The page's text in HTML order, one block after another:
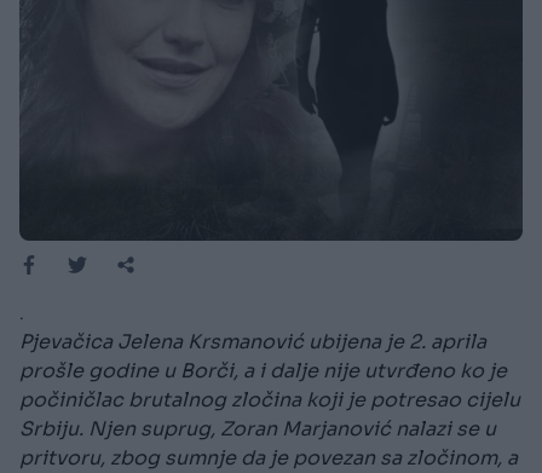
.
Pjevačica Jelena Krsmanović ubijena je 2. aprila
prošle godine u Borči, a i dalje nije utvrđeno ko je
počiničlac brutalnog zločina koji je potresao cijelu
Srbiju. Njen suprug, Zoran Marjanović nalazi se u
pritvoru, zbog sumnje da je povezan sa zločinom, a